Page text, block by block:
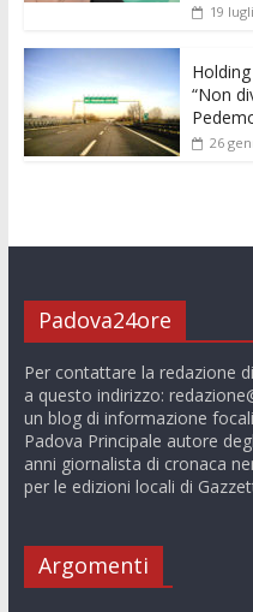
19
“Non
26
Padova24ore
Per contattare la redazione
a questo indirizzo:
un blog di informazione
Padova Principale autore
anni giornalista di cronaca
per le edizioni locali di
Argomenti